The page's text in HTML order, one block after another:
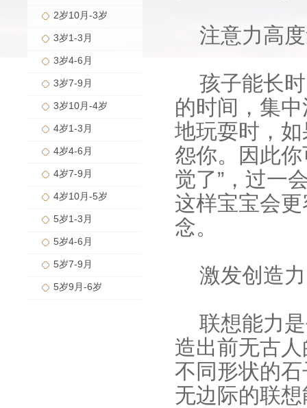
2岁10月-3岁
3岁1-3月
3岁4-6月
3岁7-9月
3岁10月-4岁
4岁1-3月
4岁4-6月
4岁7-9月
4岁10月-5岁
5岁1-3月
5岁4-6月
5岁7-9月
5岁9月-6岁
注意力高
孩子能长
的时间，集
地玩耍时，
怨你。因此
觉了”，过一
这样宝宝会
念。
激发创造力
联想能力
造出前无古
不同形状的
无边际的联